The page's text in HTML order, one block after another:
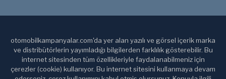
otomobilkampanyalar.com'da yer alan yazılı ve görsel içerik marka
ve distribütörlerin yayımladığı bilgilerden farklılık gösterebilir. Bu
internet sitesinden tüm özellikleriyle faydalanabilmeniz için
çerezler (cookie) kullanıyor. Bu internet sitesini kullanmaya devam